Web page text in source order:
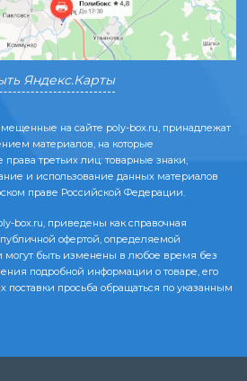
Яндекс.Карты
на сайте poly-box.ru, принадлежат
материалов, на которые
права третьих лиц: товарные знаки,
и использование данных материалов
праве Российской Федерации.
box.ru, приведены как справочная
офертой, определяемой
могут быть изменены в любое время без
подробной информации о товаре, его
поставки просьба обращаться по указанным